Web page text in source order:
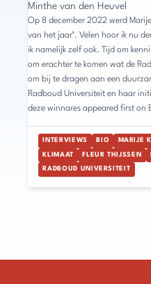
Minthe van den Heuvel
Op 8 december 2022 werd
van het jaar’. Velen hoor ik nu
ik namelijk zelf ook. Tijd om
om erachter te komen wat de
om bij te dragen aan een
Radboud Universiteit en haar
deze winnares appeared first on
INTERVIEWS BIO MARIJE
KLIMAAT FLEUR THIJSSEN
RADBOUD UNIVERSITEIT